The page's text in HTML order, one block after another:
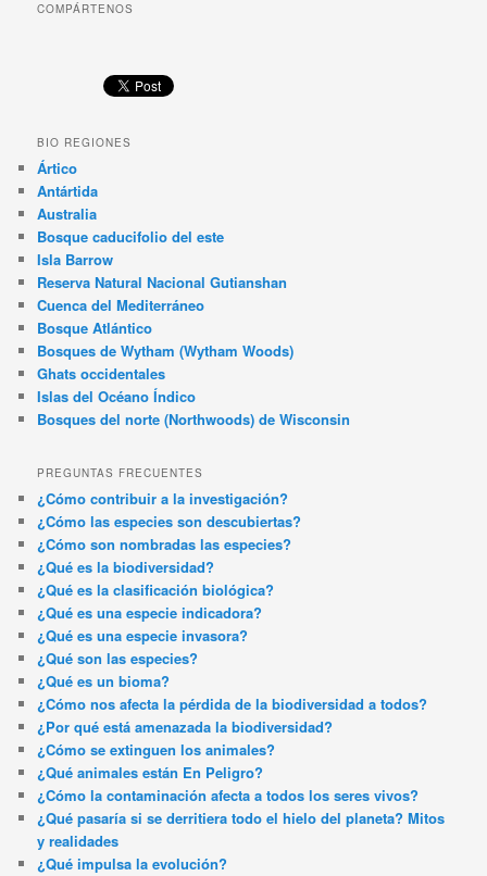
COMPÁRTENOS
BIO REGIONES
Ártico
Antártida
Australia
Bosque caducifolio del este
Isla Barrow
Reserva Natural Nacional Gutianshan
Cuenca del Mediterráneo
Bosque Atlántico
Bosques de Wytham (Wytham Woods)
Ghats occidentales
Islas del Océano Índico
Bosques del norte (Northwoods) de Wisconsin
PREGUNTAS FRECUENTES
¿Cómo contribuir a la investigación?
¿Cómo las especies son descubiertas?
¿Cómo son nombradas las especies?
¿Qué es la biodiversidad?
¿Qué es la clasificación biológica?
¿Qué es una especie indicadora?
¿Qué es una especie invasora?
¿Qué son las especies?
¿Qué es un bioma?
¿Cómo nos afecta la pérdida de la biodiversidad a todos?
¿Por qué está amenazada la biodiversidad?
¿Cómo se extinguen los animales?
¿Qué animales están En Peligro?
¿Cómo la contaminación afecta a todos los seres vivos?
¿Qué pasaría si se derritiera todo el hielo del planeta? Mitos
y realidades
¿Qué impulsa la evolución?